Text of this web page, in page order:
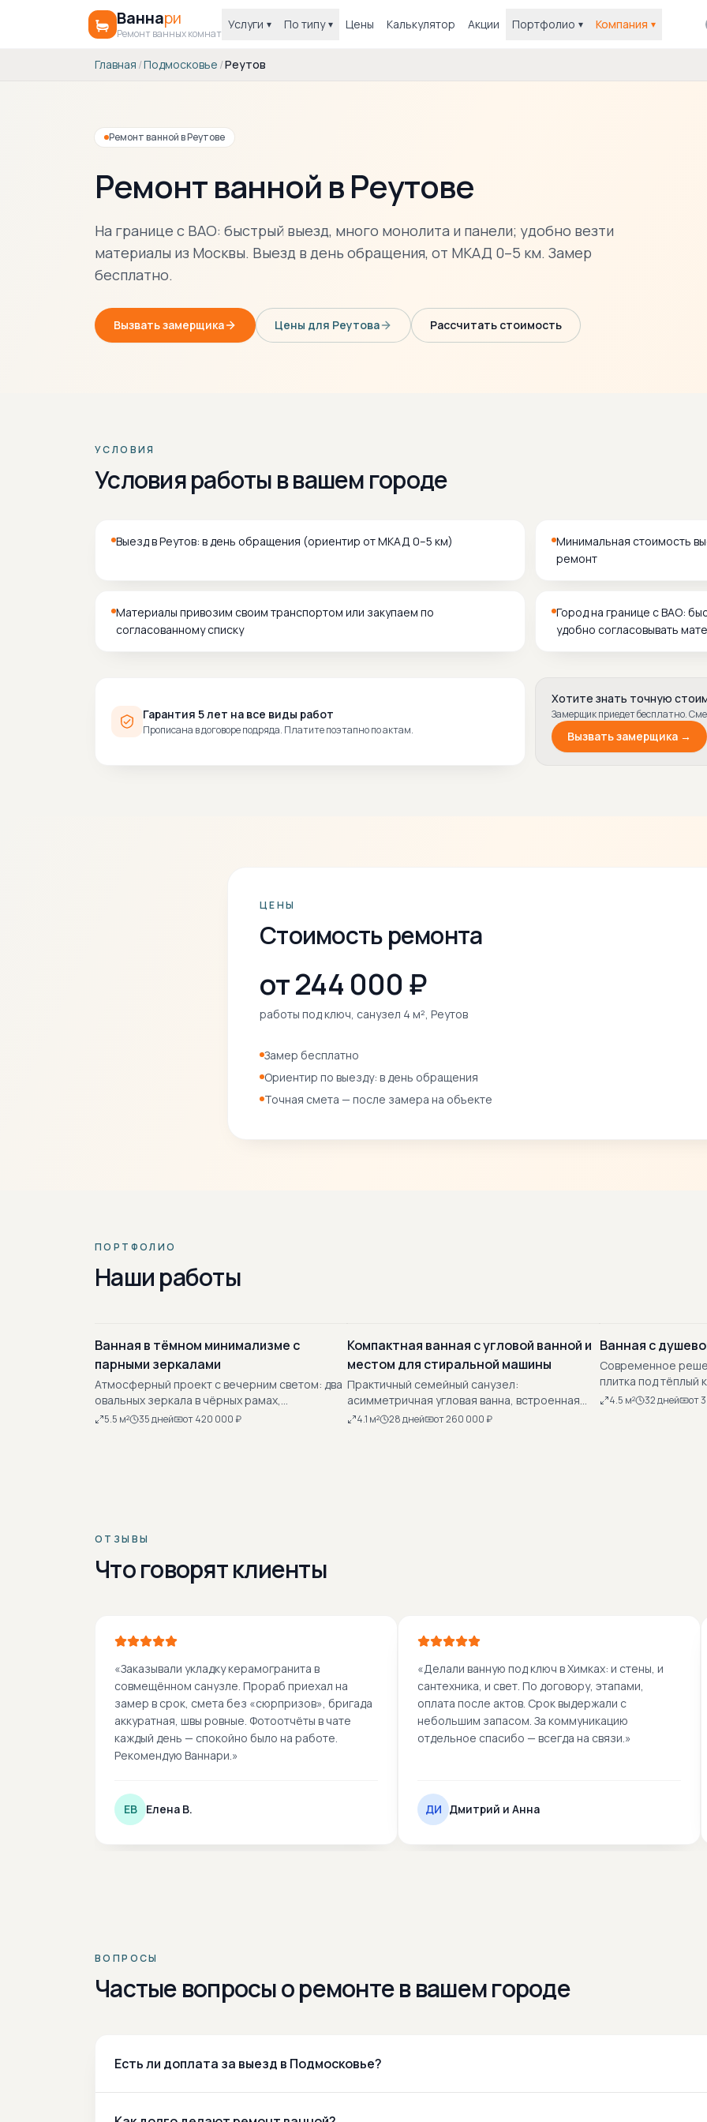
Ваннари
Ремонт ванных комнат
Услуги ▾ По типу ▾ Цены Калькулятор Акции Портфолио ▾ Компания ▾
Главная /Подмосковье /Реутов
Ремонт ванной в Реутове
Ремонт ванной в Реутове
На границе с ВАО: быстрый выезд, много монолита и панели; удобно везти
материалы из Москвы. Выезд в день обращения, от МКАД 0–5 км. Замер
бесплатно.
Вызвать замерщика Цены для Реутова Рассчитать стоимость
УСЛОВИЯ
Условия работы в вашем городе
Выезд в Реутов: в день обращения (ориентир от МКАД 0–5 км)
Минимальная стоимость
ремонт
Материалы привозим своим транспортом или закупаем по
согласованному списку
Город на границе с ВАО:
удобно согласовывать
Гарантия 5 лет на все виды работ
Прописана в договоре подряда. Платите поэтапно по актам.
Хотите знать точную
Замерщик приедет бесплатно.
Вызвать замерщика →
ЦЕНЫ
Стоимость ремонта
от 244 000 ₽
работы под ключ, санузел 4 м², Реутов
Замер бесплатно
Ориентир по выезду: в день обращения
Точная смета — после замера на объекте
ПОРТФОЛИО
Наши работы
Ванная в тёмном минимализме с
парными зеркалами
Атмосферный проект с вечерним светом: два
овальных зеркала в чёрных рамах,
декоративные цилиндрические подвесы,
5.5 м² 35дней от420 000 ₽
Компактная ванная с угловой ванной и
местом для стиральной машины
Практичный семейный санузел:
асимметричная угловая ванна, встроенная
тумба под раковину и стиральную машину,
4.1 м² 28дней от260 000 ₽
Ванная с
Современное
плитка под тёплый
частичной
4.5 м² 32дней от
ОТЗЫВЫ
Что говорят клиенты
«Заказывали укладку керамогранита в
совмещённом санузле. Прораб приехал на
замер в срок, смета без «сюрпризов», бригада
аккуратная, швы ровные. Фотоотчёты в чате
каждый день — спокойно было на работе.
Рекомендую Ваннари.»
ЕВ Елена В.
«Делали ванную под ключ в Химках: и стены, и
сантехника, и свет. По договору, этапами,
оплата после актов. Срок выдержали с
небольшим запасом. За коммуникацию
отдельное спасибо — всегда на связи.»
ДИ Дмитрий и Анна
ВОПРОСЫ
Частые вопросы о ремонте в вашем городе
Есть ли доплата за выезд в Подмосковье?